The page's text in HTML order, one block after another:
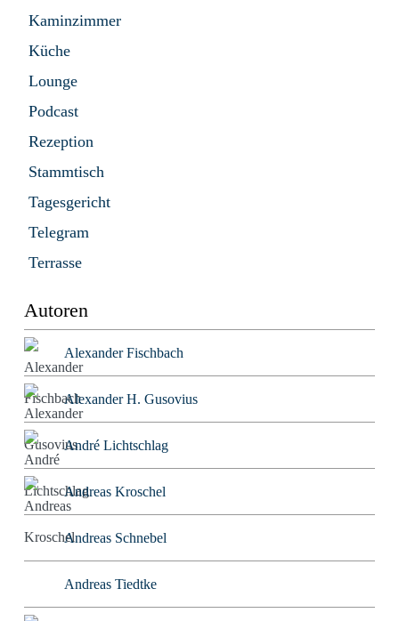
Kaminzimmer
Küche
Lounge
Podcast
Rezeption
Stammtisch
Tagesgericht
Telegram
Terrasse
Autoren
Alexander Fischbach
Alexander H. Gusovius
André Lichtschlag
Andreas Kroschel
Andreas Schnebel
Andreas Tiedtke